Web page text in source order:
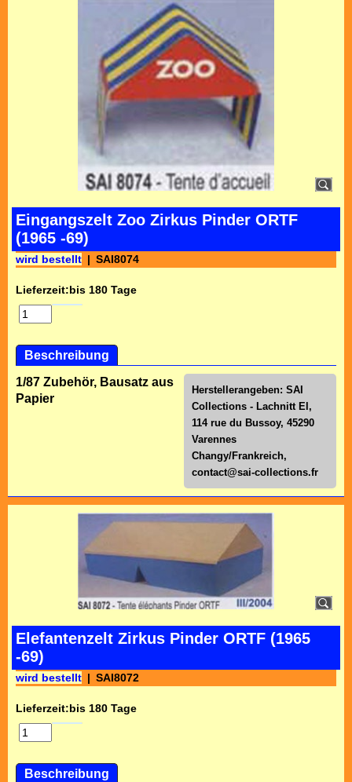
Eingangszelt Zoo Zirkus Pinder ORTF
(1965 -69)
wird bestellt SAI8074
Lieferzeit:bis 180 Tage
Beschreibung
Herstellerangeben: SAI
Collections - Lachnitt El,
114 rue du Bussoy, 45290
Varennes
Changy/Frankreich,
contact@sai-collections.fr
1/87 Zubehör, Bausatz aus
Papier
Elefantenzelt Zirkus Pinder ORTF (1965
-69)
wird bestellt SAI8072
Lieferzeit:bis 180 Tage
Beschreibung